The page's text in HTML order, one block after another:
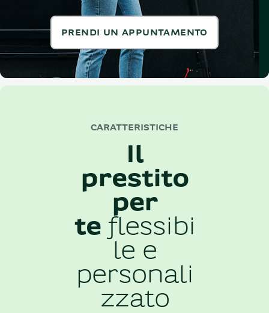
PRENDI UN APPUNTAMENTO
CARATTERISTICHE
Il
prestito
per
teflessibi
le e
personali
zzato